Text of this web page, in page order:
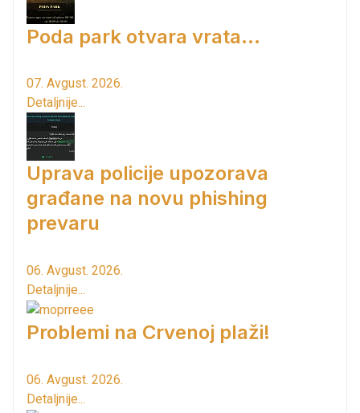
Poda park otvara vrata...
07. Avgust. 2026.
Detaljnije...
Uprava policije upozorava
građane na novu phishing
prevaru
06. Avgust. 2026.
Detaljnije...
Problemi na Crvenoj plaži!
06. Avgust. 2026.
Detaljnije...